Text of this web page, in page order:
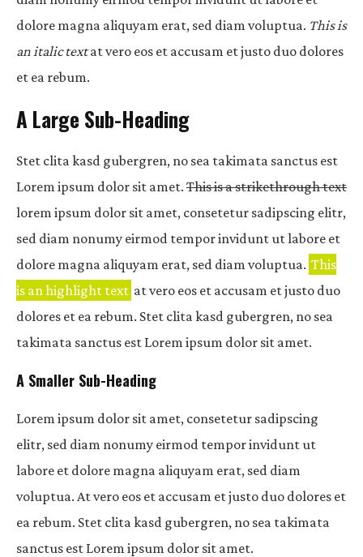
dolore magna aliquyam erat, sed diam voluptua. This is
an italic textat vero eos et accusam et justo duo dolores
et ea rebum.
A Large Sub-Heading
Stet clita kasd gubergren, no sea takimata sanctus est
Lorem ipsum dolor sit amet. This is a strikethrough text
lorem ipsum dolor sit amet, consetetur sadipscing elitr,
sed diam nonumy eirmod tempor invidunt ut labore et
dolore magna aliquyam erat, sed diam voluptua. This
is an highlight text at vero eos et accusam et justo duo
dolores et ea rebum. Stet clita kasd gubergren, no sea
takimata sanctus est Lorem ipsum dolor sit amet.
A Smaller Sub-Heading
Lorem ipsum dolor sit amet, consetetur sadipscing
elitr, sed diam nonumy eirmod tempor invidunt ut
labore et dolore magna aliquyam erat, sed diam
voluptua. At vero eos et accusam et justo duo dolores et
ea rebum. Stet clita kasd gubergren, no sea takimata
sanctus est Lorem ipsum dolor sit amet.